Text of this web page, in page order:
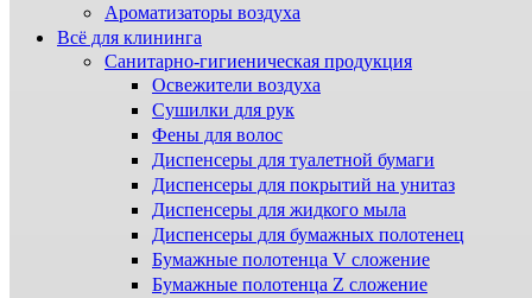
Ароматизаторы воздуха
Всё для клининга
Санитарно-гигиеническая продукция
Освежители воздуха
Сушилки для рук
Фены для волос
Диспенсеры для туалетной бумаги
Диспенсеры для покрытий на унитаз
Диспенсеры для жидкого мыла
Диспенсеры для бумажных полотенец
Бумажные полотенца V сложение
Бумажные полотенца Z сложение